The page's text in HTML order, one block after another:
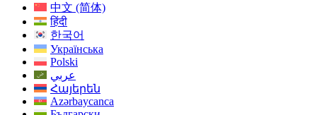
中文 (简体)
हिंदी
한국어
Українська
Polski
عربي
Հայերեն
Azərbaycanca